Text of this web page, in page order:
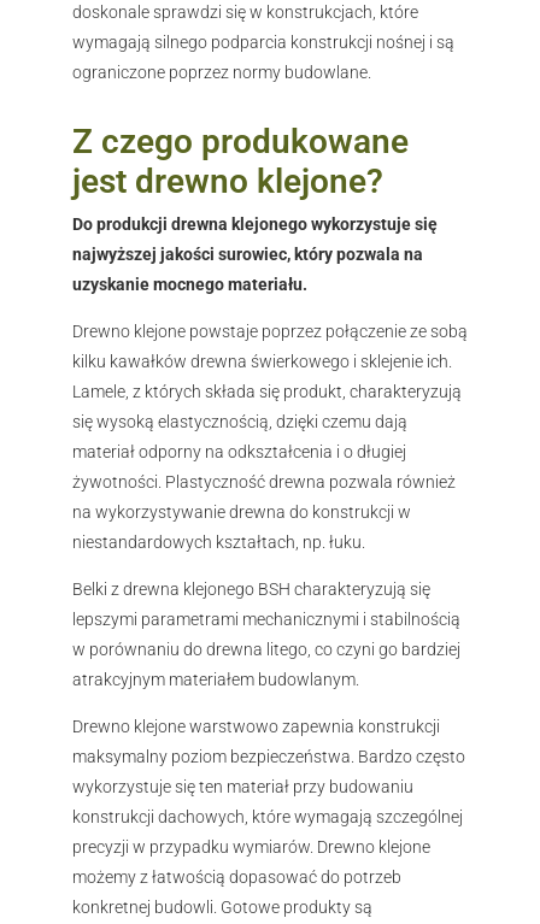
doskonale sprawdzi się w konstrukcjach, które
wymagają silnego podparcia konstrukcji nośnej i są
ograniczone poprzez normy budowlane.
Z czego produkowane
jest drewno klejone?
Do produkcji drewna klejonego wykorzystuje się
najwyższej jakości surowiec, który pozwala na
uzyskanie mocnego materiału.
Drewno klejone powstaje poprzez połączenie ze sobą
kilku kawałków drewna świerkowego i sklejenie ich.
Lamele, z których składa się produkt, charakteryzują
się wysoką elastycznością, dzięki czemu dają
materiał odporny na odkształcenia i o długiej
żywotności. Plastyczność drewna pozwala również
na wykorzystywanie drewna do konstrukcji w
niestandardowych kształtach, np. łuku.
Belki z drewna klejonego BSH charakteryzują się
lepszymi parametrami mechanicznymi i stabilnością
w porównaniu do drewna litego, co czyni go bardziej
atrakcyjnym materiałem budowlanym.
Drewno klejone warstwowo zapewnia konstrukcji
maksymalny poziom bezpieczeństwa. Bardzo często
wykorzystuje się ten materiał przy budowaniu
konstrukcji dachowych, które wymagają szczególnej
precyzji w przypadku wymiarów. Drewno klejone
możemy z łatwością dopasować do potrzeb
konkretnej budowli. Gotowe produkty są